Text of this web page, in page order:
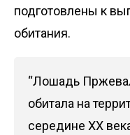
подготовлены к
обитания.
“Лошадь
обитала на
середине XX